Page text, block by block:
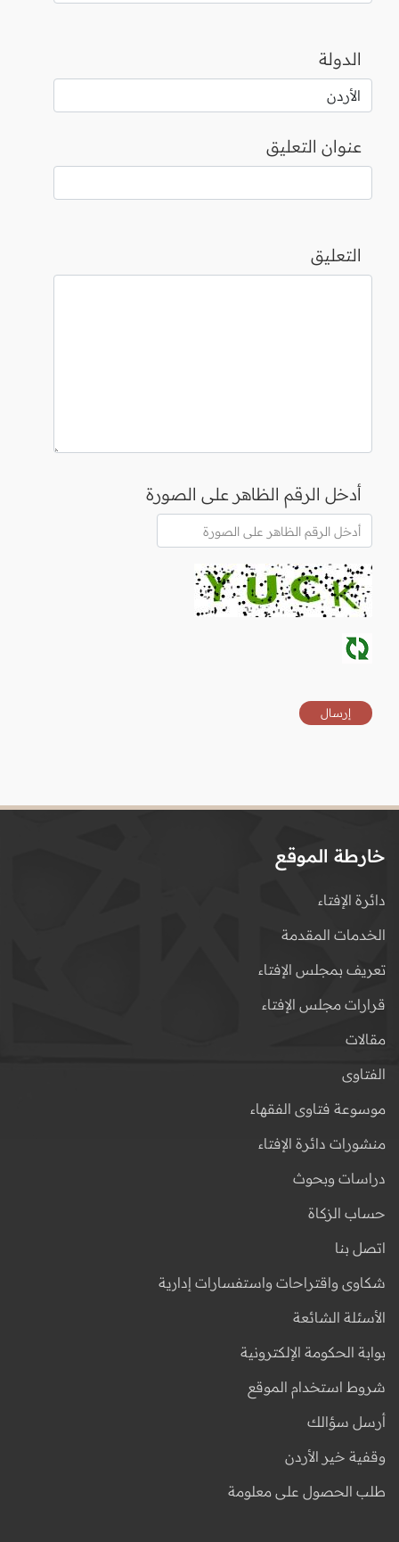
الدولة
عنوان التعليق
التعليق
أدخل الرقم الظاهر على الصورة
خارطة الموقع
دائرة الإفتاء
الخدمات المقدمة
تعريف بمجلس الإفتاء
قرارات مجلس الإفتاء
مقالات
الفتاوى
موسوعة فتاوى الفقهاء
منشورات دائرة الإفتاء
دراسات وبحوث
حساب الزكاة
اتصل بنا
شكاوى واقتراحات واستفسارات إدارية
الأسئلة الشائعة
بوابة الحكومة الإلكترونية
شروط استخدام الموقع
أرسل سؤالك
وقفية خير الأردن
طلب الحصول على معلومة